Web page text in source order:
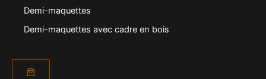
Demi-maquettes
Demi-maquettes avec cadre en bois